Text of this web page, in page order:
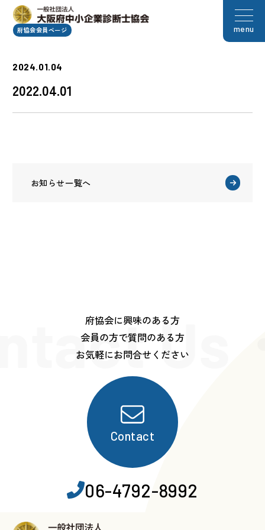
府協会会員ページ menu
2024.01.04
2022.04.01
お知らせ一覧へ
Us
府協会に興味のある方
会員の方で質問のある方
お気軽にお問合せください
Contact
06-4792-8992